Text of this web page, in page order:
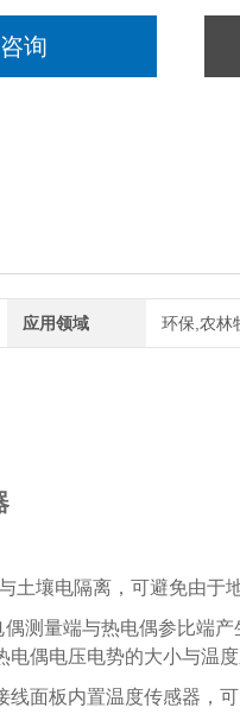
询
应用领域 环保,农林
壤电隔离，可避免由于
测量端与热电偶参比端产
电偶电压电势的大小与温度
面板内置温度传感器，可